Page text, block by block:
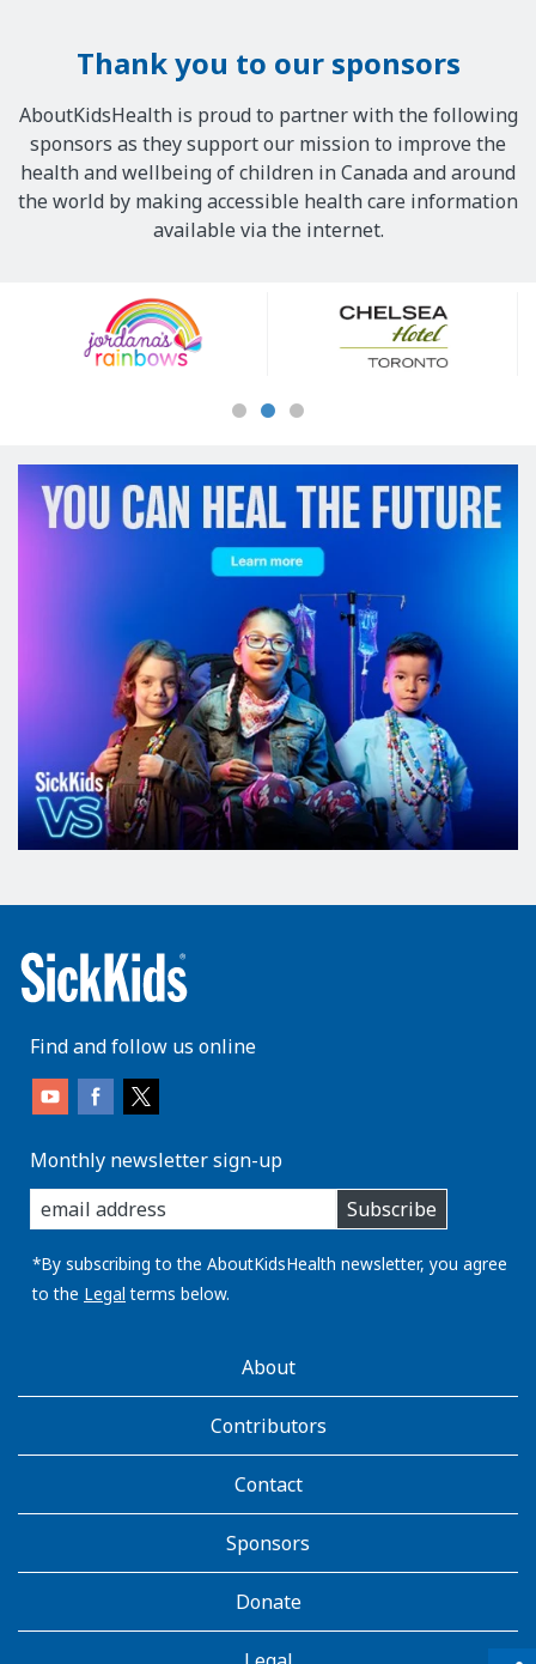
Thank you to our sponsors
AboutKidsHealth is proud to partner with the following
sponsors as they support our mission to improve the
health and wellbeing of children in Canada and around
the world by making accessible health care information
available via the internet.
Sponsors
Find and follow us online
Monthly newsletter sign-up
enter
you
email
address:
Subscribe
*By subscribing to the AboutKidsHealth newsletter, you agree
to the Legal terms below.
AboutKidsHealthAbout
Contributors
Contact
Sponsors
Donate